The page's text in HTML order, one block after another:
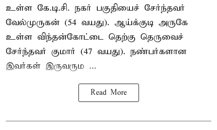
உள்ள கே.டி.சி. நகர் பகுதியைச் சேர்ந்தவர்
வேல்முருகன் (54 வயது). ஆய்க்குடி அருகே
உள்ள விந்தன்கோட்டை தெற்கு தெருவைச்
சேர்ந்தவர் குமார் (47 வயது). நண்பர்களான
இவர்கள் இருவரும ...
Read More